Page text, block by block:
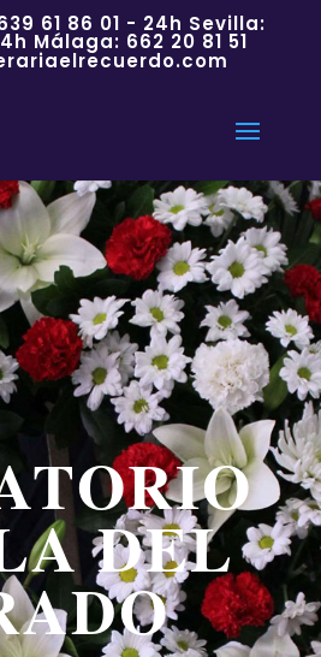
61 86 01 - 24h Sevilla:
Málaga: 662 20 81 51
DEL